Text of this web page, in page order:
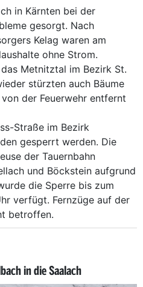
in Kärnten bei der
gesorgt. Nach
Kelag waren am
ohne Strom.
Metnitztal im Bezirk St.
stürzten auch Bäume
der Feuerwehr entfernt
Straße im Bezirk
gesperrt werden. Die
der Tauernbahn
und Böckstein aufgrund
die Sperre bis zum
verfügt. Fernzüge auf der
betroffen.
in die Saalach